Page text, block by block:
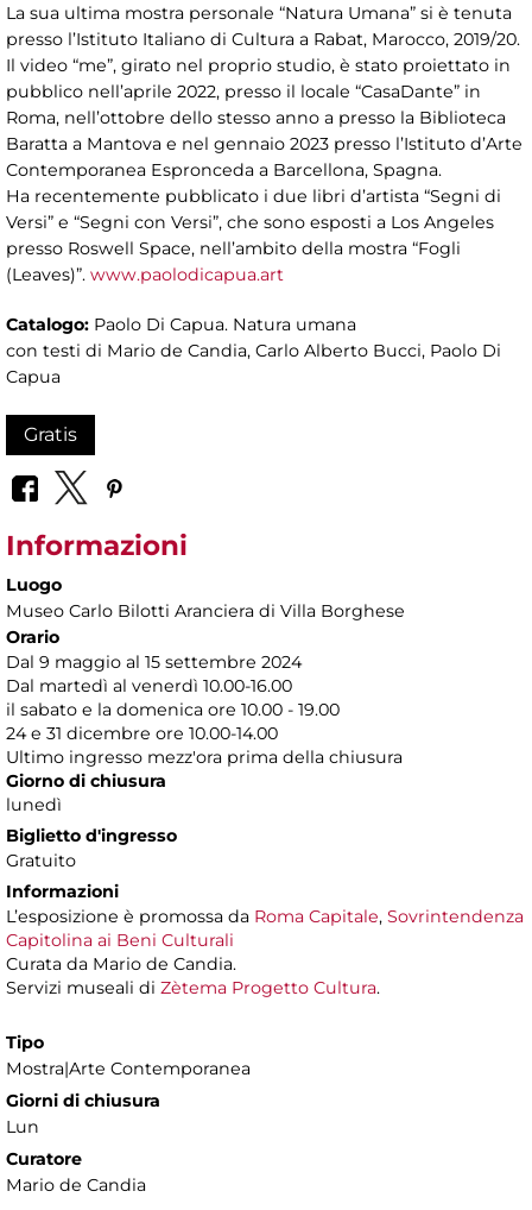
La sua ultima mostra personale “Natura Umana” si è tenuta
presso l’Istituto Italiano di Cultura a Rabat, Marocco, 2019/20.
Il video “me”, girato nel proprio studio, è stato proiettato in
pubblico nell’aprile 2022, presso il locale “CasaDante” in
Roma, nell’ottobre dello stesso anno a presso la Biblioteca
Baratta a Mantova e nel gennaio 2023 presso l’Istituto d’Arte
Contemporanea Espronceda a Barcellona, Spagna.
Ha recentemente pubblicato i due libri d’artista “Segni di
Versi” e “Segni con Versi”, che sono esposti a Los Angeles
presso Roswell Space, nell’ambito della mostra “Fogli
(Leaves)”. www.paolodicapua.art
Catalogo: Paolo Di Capua. Natura umana
con testi di Mario de Candia, Carlo Alberto Bucci, Paolo Di
Capua
Gratis
Informazioni
Luogo
Museo Carlo Bilotti Aranciera di Villa Borghese
Orario
Dal 9 maggio al 15 settembre 2024
Dal martedì al venerdì 10.00-16.00
il sabato e la domenica ore 10.00 - 19.00
24 e 31 dicembre ore 10.00-14.00
Ultimo ingresso mezz'ora prima della chiusura
Giorno di chiusura
lunedì
Biglietto d'ingresso
Gratuito
Informazioni
L’esposizione è promossa da Roma Capitale, Sovrintendenza
Capitolina ai Beni Culturali
Curata da Mario de Candia.
Servizi museali di Zètema Progetto Cultura.
Tipo
Mostra|Arte Contemporanea
Giorni di chiusura
Lun
Curatore
Mario de Candia